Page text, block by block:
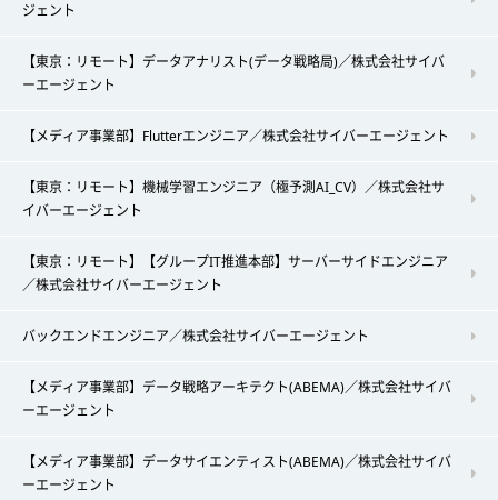
ジェント
【東京：リモート】データアナリスト(データ戦略局)／株式会社サイバ
ーエージェント
【メディア事業部】Flutterエンジニア／株式会社サイバーエージェント
【東京：リモート】機械学習エンジニア（極予測AI_CV）／株式会社サ
イバーエージェント
【東京：リモート】【グループIT推進本部】サーバーサイドエンジニア
／株式会社サイバーエージェント
バックエンドエンジニア／株式会社サイバーエージェント
【メディア事業部】データ戦略アーキテクト(ABEMA)／株式会社サイバ
ーエージェント
【メディア事業部】データサイエンティスト(ABEMA)／株式会社サイバ
ーエージェント